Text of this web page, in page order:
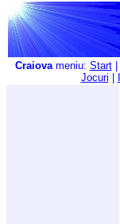
Craiovameniu: Start|
Jocuri